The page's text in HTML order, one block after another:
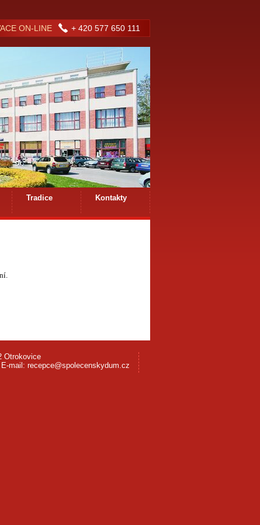
ON-LINE + 420 577 650 111
Tradice Kontakty
Otrokovice
mail: recepce@spolecenskydum.cz